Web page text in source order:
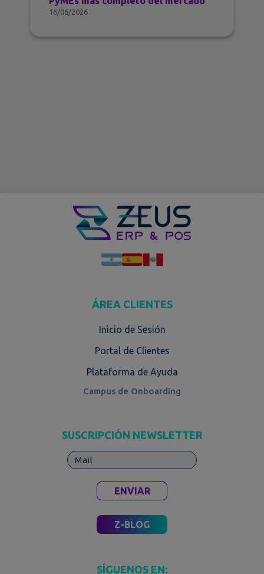
16/06/2026
ÁREA CLIENTES
Inicio de Sesión
Portal de Clientes
Plataforma de Ayuda
Campus de Onboarding
SUSCRIPCIÓN NEWSLETTER
ENVIAR
Z-BLOG
SÍGUENOS EN: